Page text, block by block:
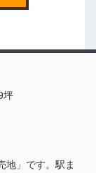
坪
」です。駅ま